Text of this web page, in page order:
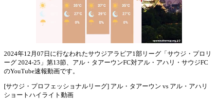
2024年12月07日に行なわれたサウジアラビア1部リーグ「サウジ・プロリ
ーグ 2024-25」第13節、アル・タアーウンFC対アル・アハリ・サウジFC
のYouTube速報動画です。
[サウジ・プロフェッショナルリーグ] アル・タアーウン vs アル・アハリ
ショートハイライト動画